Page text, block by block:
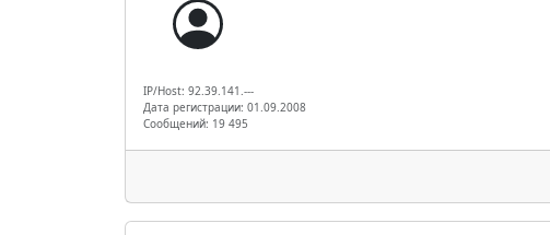
IP/Host: 92.39.141.---
Дата регистрации: 01.09.2008
Сообщений: 19 495